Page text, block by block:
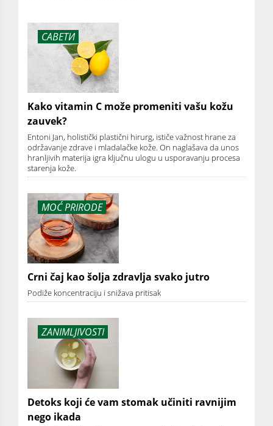
САВЕТИ
Kako vitamin C može promeniti vašu kožu
zauvek?
Entoni Jan, holistički plastični hirurg, ističe važnost hrane za
održavanje zdrave i mladalačke kože. On naglašava da unos
hranljivih materija igra ključnu ulogu u usporavanju procesa
starenja kože.
MOĆ PRIRODE
Crni čaj kao šolja zdravlja svako jutro
Podiže koncentraciju i snižava pritisak
ZANIMLJIVOSTI
Detoks koji će vam stomak učiniti ravnijim
nego ikada